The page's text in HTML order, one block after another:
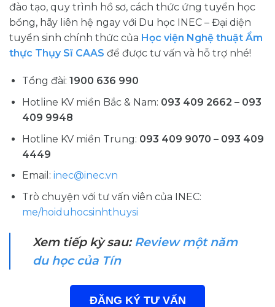
đào tạo, quy trình hồ sơ, cách thức ứng tuyển học
bổng, hãy liên hệ ngay với Du học INEC – Đại diện
tuyển sinh chính thức của Học viện Nghệ thuật Ẩm
thực Thụy Sĩ CAAS để được tư vấn và hỗ trợ nhé!
Tổng đài: 1900 636 990
Hotline KV miền Bắc & Nam: 093 409 2662 – 093
409 9948
Hotline KV miền Trung: 093 409 9070 – 093 409
4449
Email: inec@inec.vn
Trò chuyện với tư vấn viên của INEC:
me/hoiduhocsinhthuysi
Xem tiếp kỳ sau: Review một năm
du học của Tín
ĐĂNG KÝ TƯ VẤN